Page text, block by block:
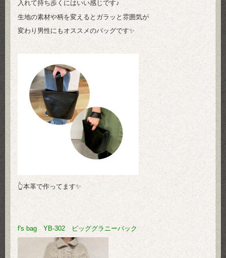
入れて持ち歩くにはいい感じです♪
生地の素材や柄を変えるとガラッと雰囲気が
変わり男性にもオススメのバッグです✨
👆本革で作ってます✨
f's bag YB-302 ビッググラニーバック